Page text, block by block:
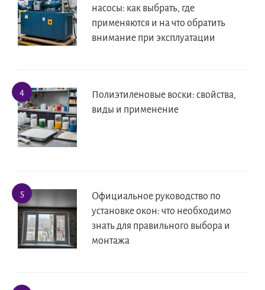
насосы: как выбрать, где
применяются и на что обратить
внимание при эксплуатации
Полиэтиленовые воски: свойства,
виды и применение
Официальное руководство по
установке окон: что необходимо
знать для правильного выбора и
монтажа